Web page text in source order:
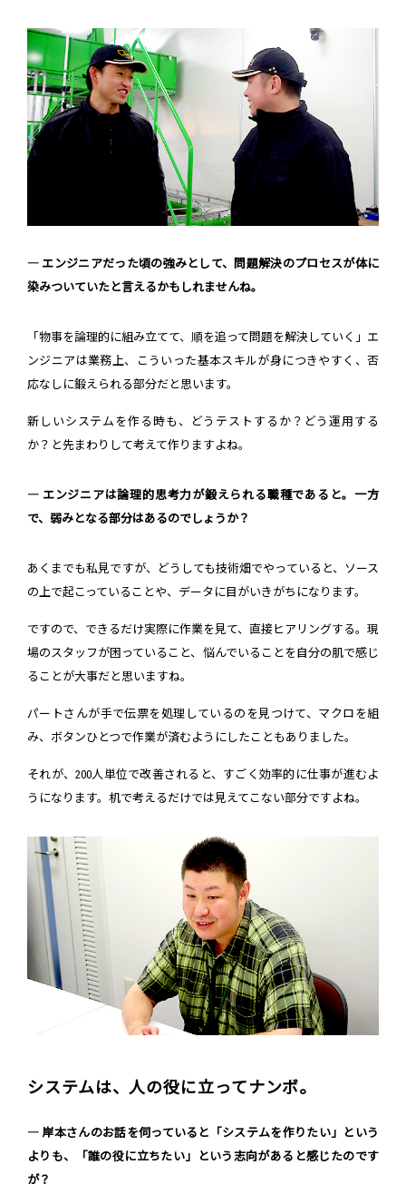
― エンジニアだった頃の強みとして、問題解決のプロセスが体に
染みついていたと言えるかもしれませんね。
「物事を論理的に組み立てて、順を追って問題を解決していく」エ
ンジニアは業務上、こういった基本スキルが身につきやすく、否
応なしに鍛えられる部分だと思います。
新しいシステムを作る時も、どうテストするか？どう運用する
か？と先まわりして考えて作りますよね。
― エンジニアは論理的思考力が鍛えられる職種であると。一方
で、弱みとなる部分はあるのでしょうか？
あくまでも私見ですが、どうしても技術畑でやっていると、ソース
の上で起こっていることや、データに目がいきがちになります。
ですので、できるだけ実際に作業を見て、直接ヒアリングする。現
場のスタッフが困っていること、悩んでいることを自分の肌で感じ
ることが大事だと思いますね。
パートさんが手で伝票を処理しているのを見つけて、マクロを組
み、ボタンひとつで作業が済むようにしたこともありました。
それが、200人単位で改善されると、すごく効率的に仕事が進むよ
うになります。机で考えるだけでは見えてこない部分ですよね。
システムは、人の役に立ってナンボ。
― 岸本さんのお話を伺っていると「システムを作りたい」という
よりも、「誰の役に立ちたい」という志向があると感じたのです
が？